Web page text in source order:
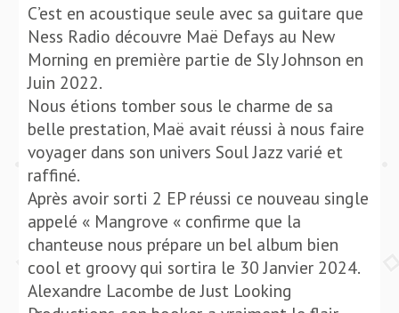
C’est en acoustique seule avec sa guitare que
Ness Radio découvre Maë Defays au New
Morning en première partie de Sly Johnson en
Juin 2022.
Nous étions tomber sous le charme de sa
belle prestation, Maë avait réussi à nous faire
voyager dans son univers Soul Jazz varié et
raffiné.
Après avoir sorti 2 EP réussi ce nouveau single
appelé « Mangrove « confirme que la
chanteuse nous prépare un bel album bien
cool et groovy qui sortira le 30 Janvier 2024.
Alexandre Lacombe de Just Looking